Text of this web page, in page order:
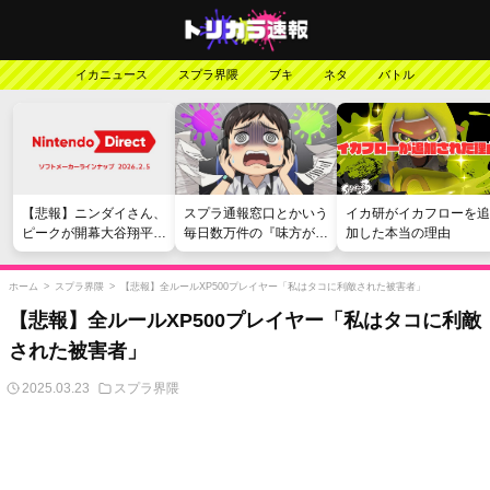
イカニュース スプラ界隈 ブキ ネタ バトル
【悲報】ニンダイさん、
ピークが開幕大谷翔平の
がっかりダイレクトだっ
たと言われてしまう
スプラ通報窓口とかいう
毎日数万件の『味方が弱
い』愚痴を読まされる苦
行
イカ研がイカフローを追
加した本当の理由
ホーム > スプラ界隈 > 【悲報】全ルールXP500プレイヤー「私はタコに利敵された被害者」
【悲報】全ルールXP500プレイヤー「私はタコに利敵
された被害者」
2025.03.23 スプラ界隈